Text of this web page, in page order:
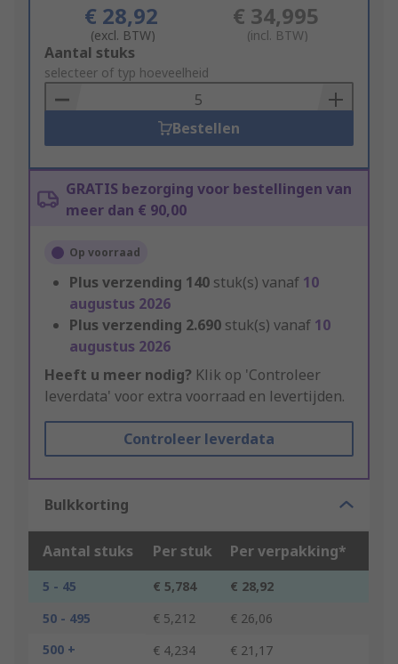
€ 28,92
(excl. BTW)
€ 34,995
(incl. BTW)
Add
to
Basket
Aantal stuks
selecteer of typ hoeveelheid
Bestellen
GRATIS bezorging voor bestellingen van
meer dan € 90,00
Op voorraad
Plus verzending 140 stuk(s) vanaf 10
augustus 2026
Plus verzending 2.690 stuk(s) vanaf 10
augustus 2026
Heeft u meer nodig? Klik op 'Controleer
leverdata' voor extra voorraad en levertijden.
Controleer leverdata
Bulkkorting
Aantal stuks Per stuk Per verpakking*
5 - 45 € 5,784
€ 28,92
50 - 495
€ 5,212
€ 26,06
500 +
€ 4,234 € 21,17